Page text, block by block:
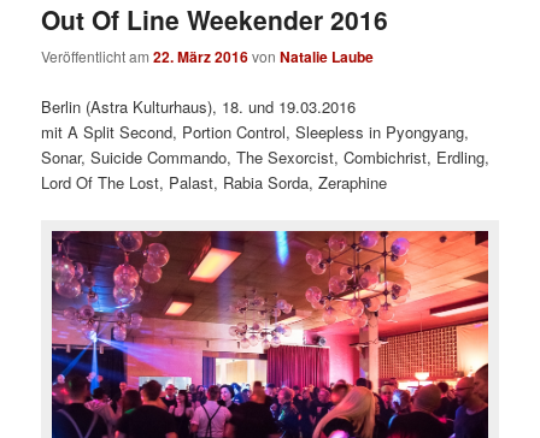
Out Of Line Weekender 2016
Veröffentlicht am22. März 2016vonNatalie Laube
Berlin (Astra Kulturhaus), 18. und 19.03.2016
mit A Split Second, Portion Control, Sleepless in Pyongyang,
Sonar, Suicide Commando, The Sexorcist, Combichrist, Erdling,
Lord Of The Lost, Palast, Rabia Sorda, Zeraphine